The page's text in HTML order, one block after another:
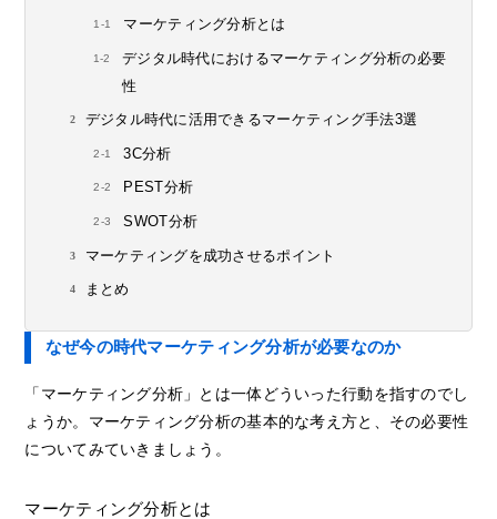
マーケティング分析とは
デジタル時代におけるマーケティング分析の必要
性
デジタル時代に活用できるマーケティング手法3選
3C分析
PEST分析
SWOT分析
マーケティングを成功させるポイント
まとめ
なぜ今の時代マーケティング分析が必要なのか
「マーケティング分析」とは一体どういった行動を指すのでし
ょうか。マーケティング分析の基本的な考え方と、その必要性
についてみていきましょう。
マーケティング分析とは